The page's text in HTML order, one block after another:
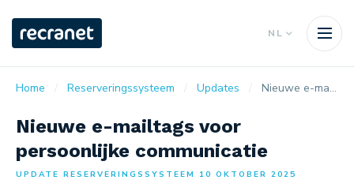
NL
Home Reserveringssysteem Updates Nieuwe e-mailtags voor persoonlijke communicatie
Nieuwe e-mailtags voor
persoonlijke communicatie
UPDATE RESERVERINGSSYSTEEM 10 OKTOBER 2025